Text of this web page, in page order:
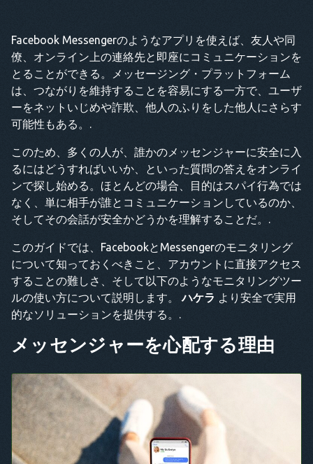
エス
TR
白金
Facebook Messengerのようなアプリを使えば、友人や同
僚、オンライン上の連絡先と即座にコミュニケーションを
とることができる。メッセージング・プラットフォーム
は、つながりを維持することを容易にする一方で、ユーザ
ーをネットいじめや詐欺、他人のふりをした他人にさらす
可能性もある。.
このため、多くの人が、誰かのメッセンジャーに安全に入
るにはどうすればいいか、といった質問の答えをオンライ
ンで探し始める。ほとんどの場合、目的はスパイ行為では
なく、単に相手が誰とコミュニケーションしているのか、
そしてその会話が安全かどうかを理解することだ。.
このガイドでは、FacebookとMessengerのモニタリング
について知っておくべきこと、アカウントに直接アクセス
することの難しさ、そして以下のようなモニタリングツー
ルの使い方について説明します。ハケラ より安全で実用
的なソリューションを提供する。.
メッセンジャーを心配する理由